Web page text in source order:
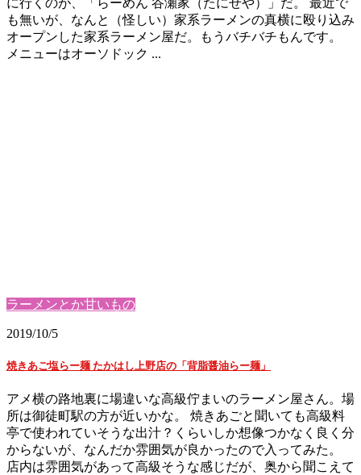
も無いが、なんと（怪しい）家系ラーメンの真横に殴り込み
オープンした家系ラーメン屋だ。もうバチバチもんです。
メニューはオーソドック ...
ラーメンとか甘いもの
2019/10/5
焼きあご塩らー麺 たかはし上野店の「背脂醤油らー麺」
アメ横の路地裏に場違いな高級佇まいのラーメン屋さん。場
所は御徒町駅の方が近いかな。 焼きあごと聞いても高級料
亭で使われていそうな出汁？くらいしか想像つかなく良く分
からないが、なんだか雰囲気が良かったので入ってみた。
店内は雰囲気があって高級そうな感じだが、奥から聞こえて